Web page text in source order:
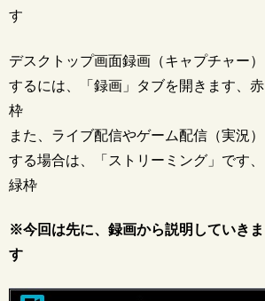
す
デスクトップ画面録画（キャプチャー）
するには、「録画」タブを開きます、赤
枠
また、ライブ配信やゲーム配信（実況）
する場合は、「ストリーミング」です、
緑枠
※今回は先に、録画から説明していきま
す